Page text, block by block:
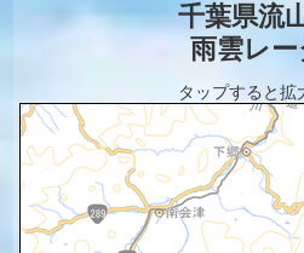
千葉県流
雨雲レー
タップすると拡